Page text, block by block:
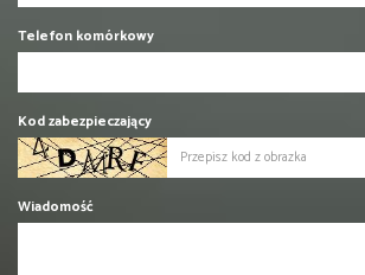
Telefon komórkowy
Kod zabezpieczający
Wiadomość